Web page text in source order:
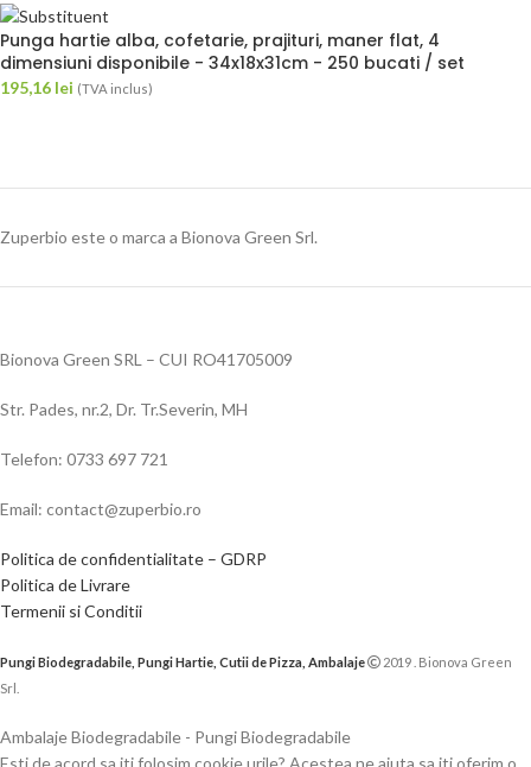
Punga hartie alba, cofetarie, prajituri, maner flat, 4
dimensiuni disponibile - 34x18x31cm - 250 bucati / set
195,16 lei (TVA inclus)
Zuperbio este o marca a Bionova Green Srl.
Bionova Green SRL – CUI RO41705009
Str. Pades, nr.2, Dr. Tr.Severin, MH
Telefon: 0733 697 721
Email: contact@zuperbio.ro
Politica de confidentialitate – GDRP
Politica de Livrare
Termenii si Conditii
Pungi Biodegradabile, Pungi Hartie, Cutii de Pizza, Ambalaje
2019 . Bionova Green
Srl.
Ambalaje Biodegradabile - Pungi Biodegradabile
Esti de acord sa iti folosim cookie urile? Acestea ne ajuta sa iti oferim o